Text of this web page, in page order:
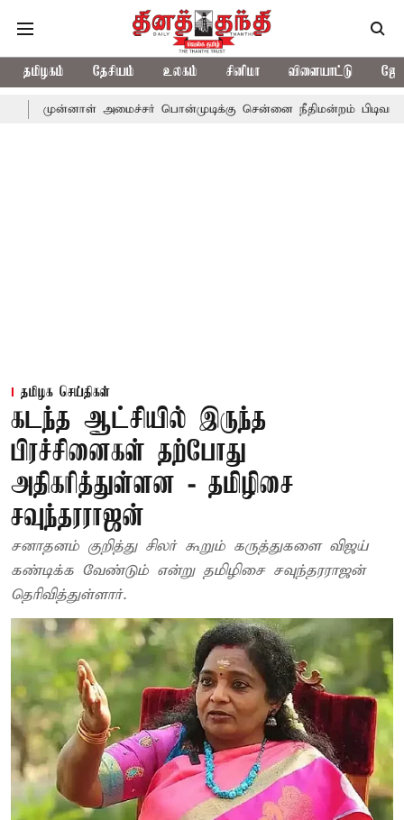
தமிழகம் தேசியம் உலகம் சினிமா விளையாட்டு
அமைச்சர் பொன்முடிக்கு சென்னை நீதிமன்றம் பிடிவாராண்ட்
தமிழக செய்திகள்
கடந்த ஆட்சியில் இருந்த
பிரச்சினைகள் தற்போது
அதிகரித்துள்ளன - தமிழிசை
சவுந்தரராஜன்
சனாதனம் குறித்து சிலர் கூறும் கருத்துகளை விஜய்
கண்டிக்க வேண்டும் என்று தமிழிசை சவுந்தரராஜன்
தெரிவித்துள்ளார்.